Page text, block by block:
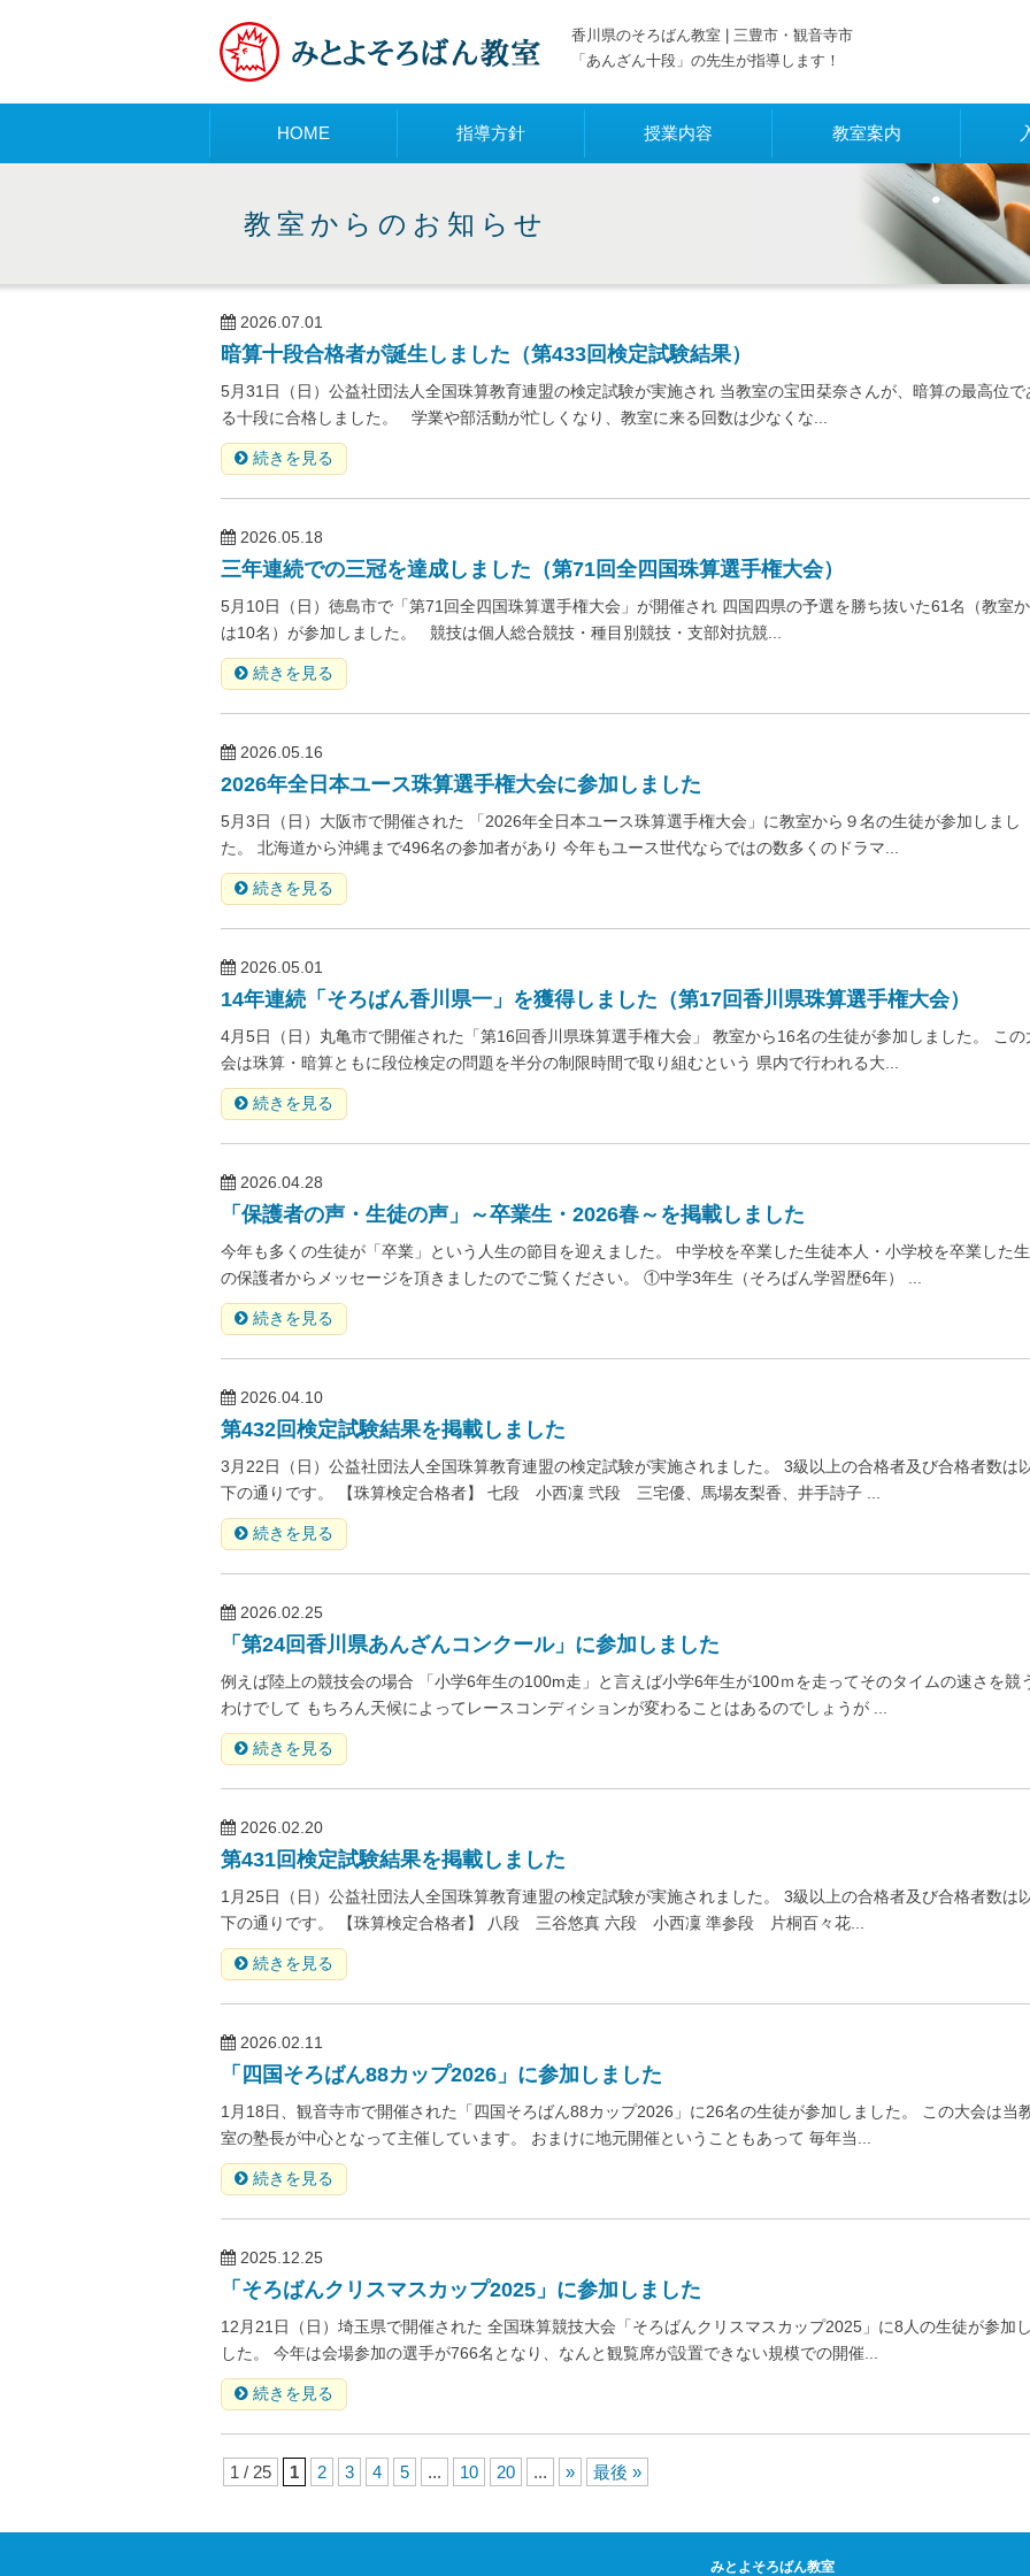
香川県のそろばん教室 | 三豊市・観音寺市
「あんざん十段」の先生が指導します！
HOME 指導方針 授業内容 教室案内
教室からのお知らせ
2026.07.01
暗算十段合格者が誕生しました（第433回検定試験結果）
5月31日（日）公益社団法人全国珠算教育連盟の検定試験が実施され 当教室の宝田栞奈さんが、暗算の最高位で
る十段に合格しました。 学業や部活動が忙しくなり、教室に来る回数は少なくな...
続きを見る
2026.05.18
三年連続での三冠を達成しました（第71回全四国珠算選手権大会）
5月10日（日）徳島市で「第71回全四国珠算選手権大会」が開催され 四国四県の予選を勝ち抜いた61名（教室
は10名）が参加しました。 競技は個人総合競技・種目別競技・支部対抗競...
続きを見る
2026.05.16
2026年全日本ユース珠算選手権大会に参加しました
5月3日（日）大阪市で開催された 「2026年全日本ユース珠算選手権大会」に教室から９名の生徒が参加しまし
た。 北海道から沖縄まで496名の参加者があり 今年もユース世代ならではの数多くのドラマ...
続きを見る
2026.05.01
14年連続「そろばん香川県一」を獲得しました（第17回香川県珠算選手権大会）
4月5日（日）丸亀市で開催された「第16回香川県珠算選手権大会」 教室から16名の生徒が参加しました。 この
会は珠算・暗算ともに段位検定の問題を半分の制限時間で取り組むという 県内で行われる大...
続きを見る
2026.04.28
「保護者の声・生徒の声」～卒業生・2026春～を掲載しました
今年も多くの生徒が「卒業」という人生の節目を迎えました。 中学校を卒業した生徒本人・小学校を卒業した
の保護者からメッセージを頂きましたのでご覧ください。 ①中学3年生（そろばん学習歴6年） ...
続きを見る
2026.04.10
第432回検定試験結果を掲載しました
3月22日（日）公益社団法人全国珠算教育連盟の検定試験が実施されました。 3級以上の合格者及び合格者数は
下の通りです。 【珠算検定合格者】 七段 小西凜 弐段 三宅優、馬場友梨香、井手詩子 ...
続きを見る
2026.02.25
「第24回香川県あんざんコンクール」に参加しました
例えば陸上の競技会の場合 「小学6年生の100m走」と言えば小学6年生が100ｍを走ってそのタイムの速さを競
わけでして もちろん天候によってレースコンディションが変わることはあるのでしょうが ...
続きを見る
2026.02.20
第431回検定試験結果を掲載しました
1月25日（日）公益社団法人全国珠算教育連盟の検定試験が実施されました。 3級以上の合格者及び合格者数は
下の通りです。 【珠算検定合格者】 八段 三谷悠真 六段 小西凜 準参段 片桐百々花...
続きを見る
2026.02.11
「四国そろばん88カップ2026」に参加しました
1月18日、観音寺市で開催された「四国そろばん88カップ2026」に26名の生徒が参加しました。 この大会は当
室の塾長が中心となって主催しています。 おまけに地元開催ということもあって 毎年当...
続きを見る
2025.12.25
「そろばんクリスマスカップ2025」に参加しました
12月21日（日）埼玉県で開催された 全国珠算競技大会「そろばんクリスマスカップ2025」に8人の生徒が参加
した。 今年は会場参加の選手が766名となり、なんと観覧席が設置できない規模での開催...
続きを見る
1 / 25 1 2 3 4 5 ... 10 20 ... » 最後 »
みとよそろばん教室